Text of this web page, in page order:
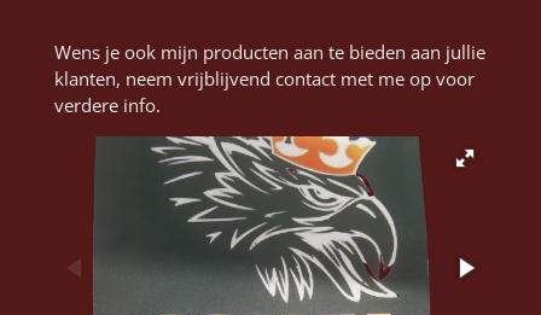
Wens je ook mijn producten aan te bieden aan jullie
klanten, neem vrijblijvend contact met me op voor
verdere info.